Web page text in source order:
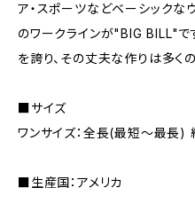
ア・スポーツなどベーシックな
のワークラインが"BIG BILL"で
を誇り、その丈夫な作りは多く
■サイズ
ワンサイズ：全長(最短～最長)
■生産国：アメリカ